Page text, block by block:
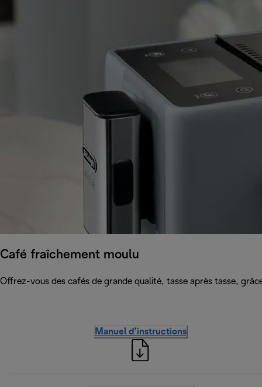
Café fraîchement moulu
Offrez-vous des cafés de grande qualité, tasse après tasse,
Manuel d’instructions